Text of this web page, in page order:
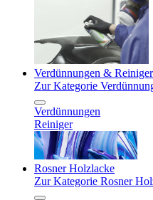
Verdünnungen & Reiniger
Zur Kategorie
Verdünnungen
Reiniger
Rosner Holzlacke
Zur Kategorie Rosner